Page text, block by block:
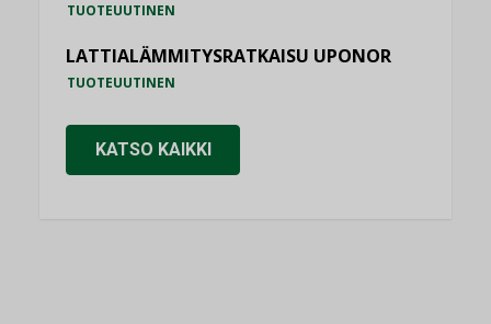
TUOTEUUTINEN
LATTIALÄMMITYSRATKAISU UPONOR
TUOTEUUTINEN
KATSO KAIKKI